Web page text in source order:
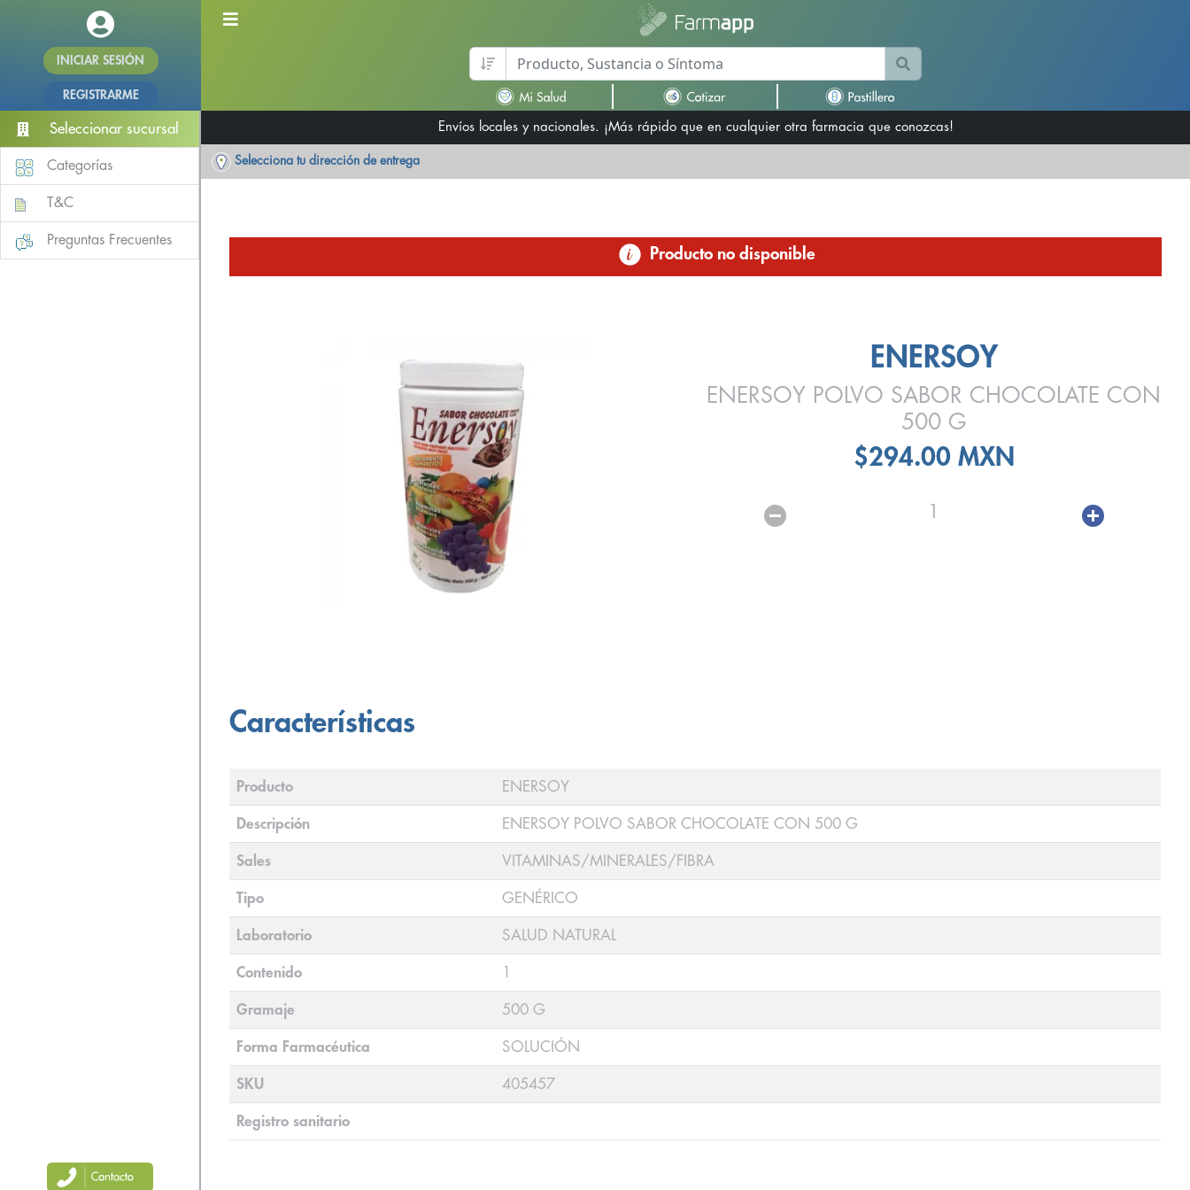
INICIAR SESIÓN
REGISTRARME
Seleccionar sucursal
Categorías
T&C
Preguntas Frecuentes
Envíos locales y nacionales. ¡Más rápido que en cualquier otra farmacia que conozcas!
Selecciona tu dirección de entrega
Producto no disponible
ENERSOY
ENERSOY POLVO SABOR CHOCOLATE CON
500 G
$294.00 MXN
1
Características
Producto ENERSOY
Descripción ENERSOY POLVO SABOR CHOCOLATE CON 500 G
Sales VITAMINAS/MINERALES/FIBRA
Tipo GENÉRICO
Laboratorio SALUD NATURAL
Contenido 1
Gramaje 500 G
Forma Farmacéutica SOLUCIÓN
SKU 405457
Registro sanitario